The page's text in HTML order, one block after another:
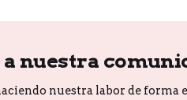
a nuestra
nuestra labor de forma